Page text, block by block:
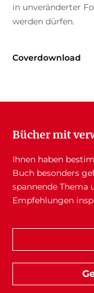
in unveränderter
werden dürfen.
Coverdownload
Bücher mit
Ihnen haben
Buch besonders
spannende Thema
Empfehlungen